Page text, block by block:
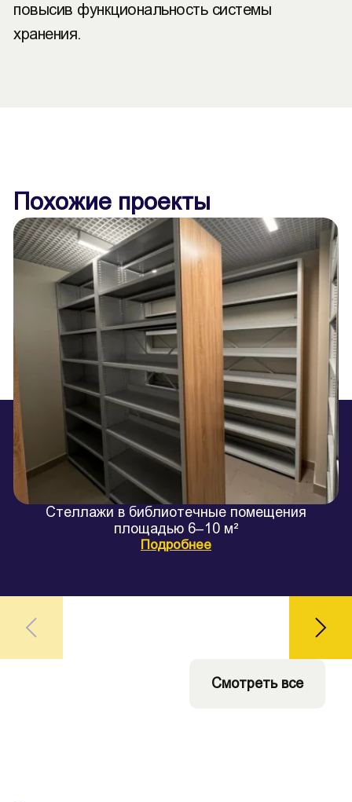
повысив функциональность системы
хранения.
Похожие проекты
Стеллажи в библиотечные помещения
площадью 6–10 м²
Подробнее
Смотреть все